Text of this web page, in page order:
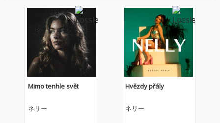
Mimo tenhle svět
ネリー
Hvězdy přály
ネリー